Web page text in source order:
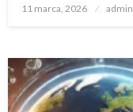
Opublikowane
11 marca, 2026 admin